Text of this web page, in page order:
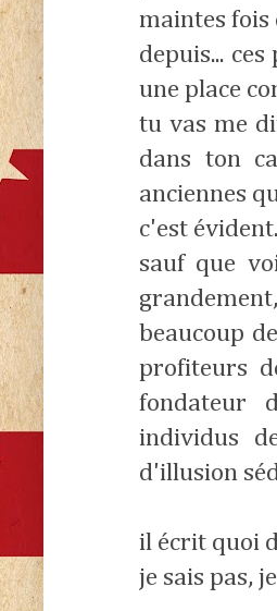
maintes fois
depuis...
une place
tu vas me
dans ton
anciennes
c'est évident.
sauf que
beaucoup
profiteurs
fondateur
individus
d'illusion
il écrit quoi
je sais pas,